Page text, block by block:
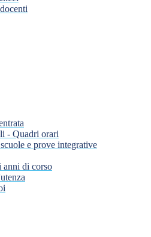
- Quadri orari
e prove integrative
di corso